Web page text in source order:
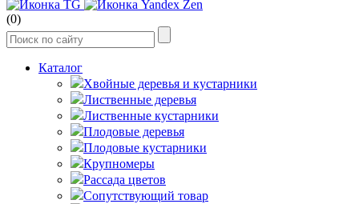
(0)
Каталог
Хвойные деревья и кустарники
Лиственные деревья
Лиственные кустарники
Плодовые деревья
Плодовые кустарники
Крупномеры
Рассада цветов
Сопутствующий товар